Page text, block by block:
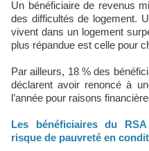
Un bénéficiaire de revenus
des difficultés de logement.
vivent dans un logement
plus répandue est celle pour
Par ailleurs, 18 % des
déclarent avoir renoncé à
l’année pour raisons
Les bénéficiaires du
risque de pauvreté en